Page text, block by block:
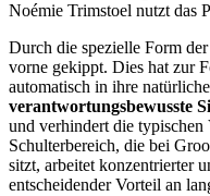
Noémie Trimstoel nutzt das
Durch die spezielle Form
vorne gekippt. Dies hat zur
automatisch in ihre
verantwortungsbewusste
und verhindert die typischen
Schulterbereich, die bei
sitzt, arbeitet konzentrierter
entscheidender Vorteil an